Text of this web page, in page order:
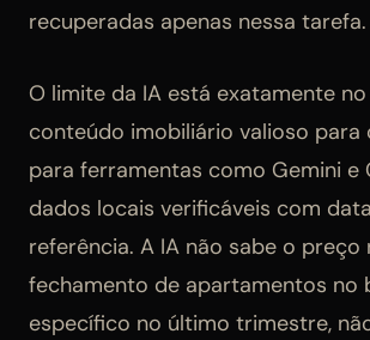
recuperadas apenas nessa tarefa.
O limite da IA está exatamente
conteúdo imobiliário valioso para
para ferramentas como Gemini e
dados locais verificáveis com
referência. A IA não sabe o preço
fechamento de apartamentos no
específico no último trimestre,